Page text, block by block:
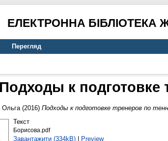
ЕЛЕКТРОННА
Перегляд
Подходы к подготовке
Ольга(2016) Подходы к подготовке тренеров по
Текст
Борисова.pdf
Завантажити (334kB)| Preview